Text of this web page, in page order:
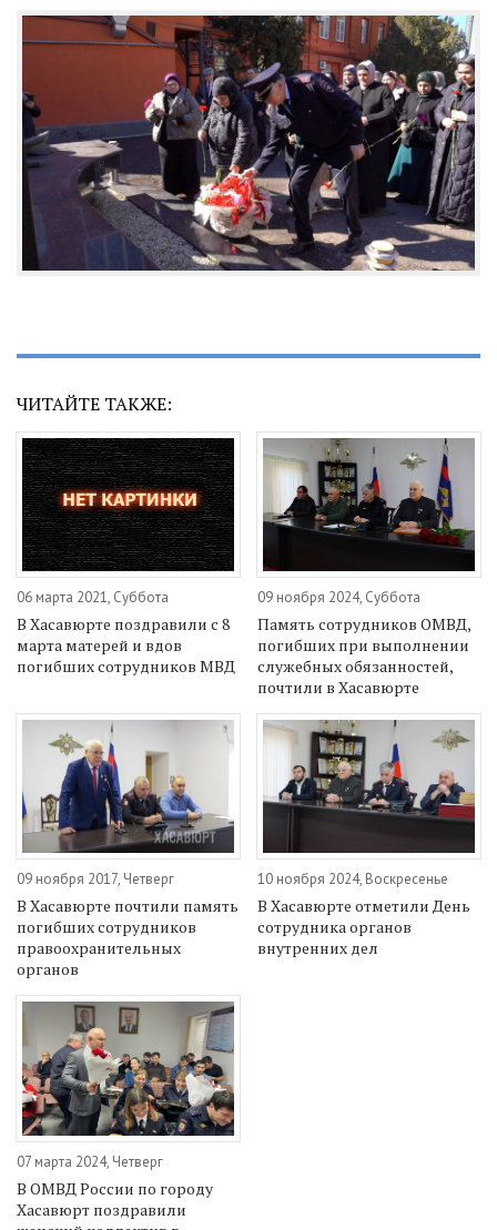
ЧИТАЙТЕ ТАКЖЕ:
06 марта 2021, Суббота
В Хасавюрте поздравили с 8
марта матерей и вдов
погибших сотрудников МВД
09 ноября 2024, Суббота
Память сотрудников ОМВД,
погибших при выполнении
служебных обязанностей,
почтили в Хасавюрте
09 ноября 2017, Четверг
В Хасавюрте почтили память
погибших сотрудников
правоохранительных
органов
10 ноября 2024, Воскресенье
В Хасавюрте отметили День
сотрудника органов
внутренних дел
07 марта 2024, Четверг
В ОМВД России по городу
Хасавюрт поздравили